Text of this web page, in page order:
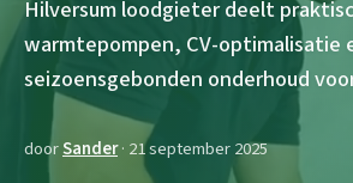
Hilversum loodgieter deelt
warmtepompen, CV-optimalisatie
seizoensgebonden onderhoud
doorSander· 21 september 2025